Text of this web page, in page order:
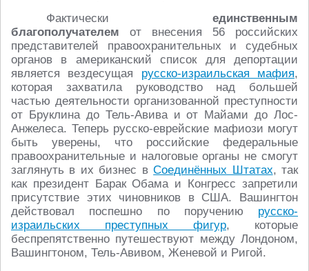
Фактически единственным
благополучателем от внесения 56 российских
представителей правоохранительных и судебных
органов в американский список для депортации
является вездесущая русско-израильская мафия,
которая захватила руководство над большей
частью деятельности организованной преступности
от Бруклина до Тель-Авива и от Майами до Лос-
Анжелеса. Теперь русско-еврейские мафиози могут
быть уверены, что российские федеральные
правоохранительные и налоговые органы не смогут
заглянуть в их бизнес вСоединённых Штатах, так
как президент Барак Обама и Конгресс запретили
присутствие этих чиновников в США. Вашингтон
действовал поспешно по поручению русско-
израильских преступных фигур, которые
беспрепятственно путешествуют между Лондоном,
Вашингтоном, Тель-Авивом, Женевой и Ригой.